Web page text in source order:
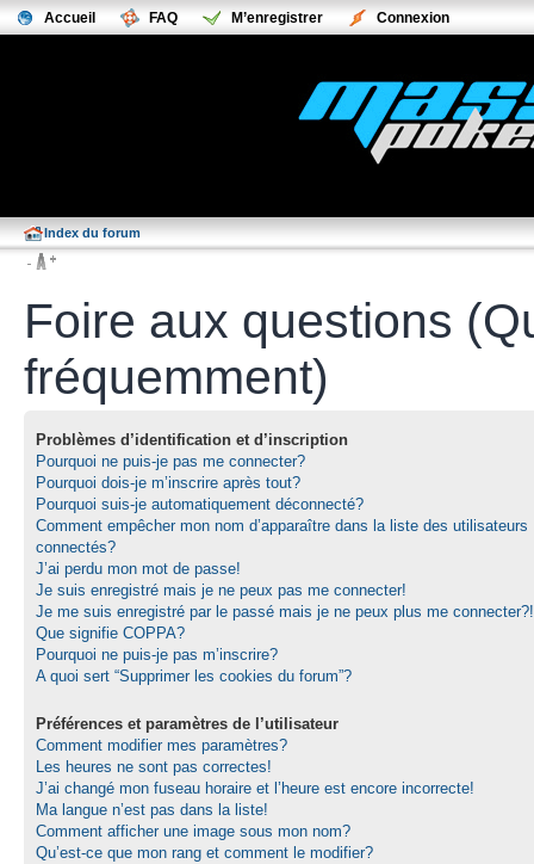
Accueil FAQ M’enregistrer Connexion
Index du forum
Foire aux questions
fréquemment)
Problèmes d’identification et d’inscription
Pourquoi ne puis-je pas me connecter?
Pourquoi dois-je m’inscrire après tout?
Pourquoi suis-je automatiquement déconnecté?
Comment empêcher mon nom d’apparaître dans la liste des utilisateurs
connectés?
J’ai perdu mon mot de passe!
Je suis enregistré mais je ne peux pas me connecter!
Je me suis enregistré par le passé mais je ne peux plus me connecter?!
Que signifie COPPA?
Pourquoi ne puis-je pas m’inscrire?
A quoi sert “Supprimer les cookies du forum”?
Préférences et paramètres de l’utilisateur
Comment modifier mes paramètres?
Les heures ne sont pas correctes!
J’ai changé mon fuseau horaire et l’heure est encore incorrecte!
Ma langue n’est pas dans la liste!
Comment afficher une image sous mon nom?
Qu’est-ce que mon rang et comment le modifier?